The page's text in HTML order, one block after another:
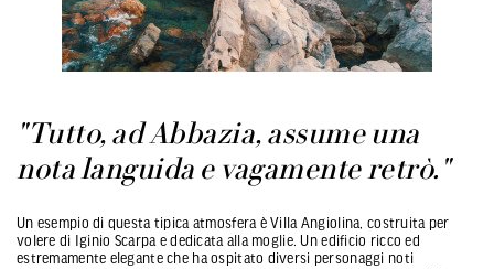
"Tutto, ad Abbazia, assume una
nota languida e vagamente retrò."
Un esempio di questa tipica atmosfera è Villa Angiolina, costruita per
volere di Iginio Scarpa e dedicata alla moglie. Un edificio ricco ed
estremamente elegante che ha ospitato diversi personaggi noti